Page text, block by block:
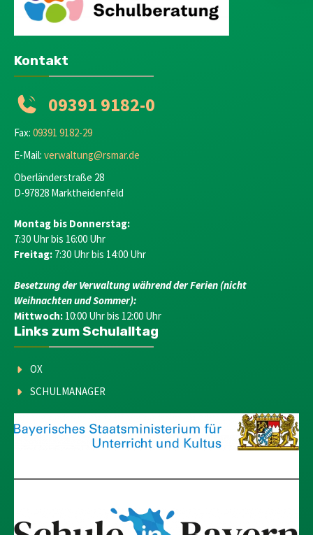
Kontakt
09391 9182-0
Fax: 09391 9182-29
E-Mail: verwaltung@rsmar.de
Oberländerstraße 28
D-97828 Marktheidenfeld
Montag bis Donnerstag:
7:30 Uhr bis 16:00 Uhr
Freitag: 7:30 Uhr bis 14:00 Uhr
Besetzung der Verwaltung während der Ferien (nicht
Weihnachten und Sommer):
Mittwoch: 10:00 Uhr bis 12:00 Uhr
Links zum Schulalltag
OX
SCHULMANAGER